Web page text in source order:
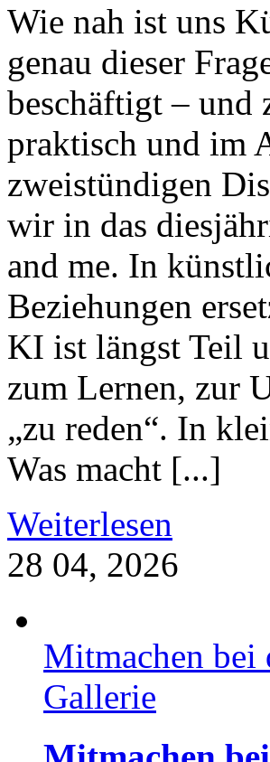
Wie nah ist uns
genau dieser
beschäftigt – und
praktisch und im
zweistündigen
wir in das
and me. In
Beziehungen
KI ist längst Teil
zum Lernen, zur
„zu reden“. In
Was macht [...]
Weiterlesen
28 04, 2026
Mitmachen bei
Gallerie